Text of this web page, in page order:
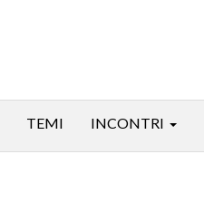
TEMI INCONTRI